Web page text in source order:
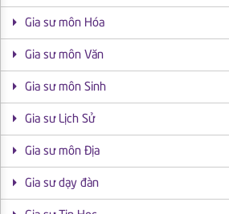
Gia sư môn Hóa
Gia sư môn Văn
Gia sư môn Sinh
Gia sư Lịch Sử
Gia sư môn Địa
Gia sư dạy đàn